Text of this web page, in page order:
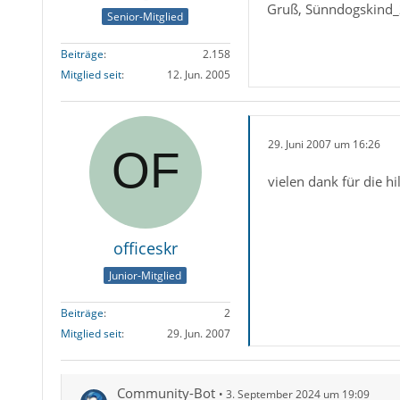
Senior-Mitglied
Beiträge
2.158
Mitglied seit
12. Jun. 2005
Gruß,
officeskr
Junior-Mitglied
Beiträge
2
Mitglied seit
29. Jun. 2007
29. Juni 2007 um 16:26
vielen dank für die
Community-Bot 3. September 2024 um 19:09